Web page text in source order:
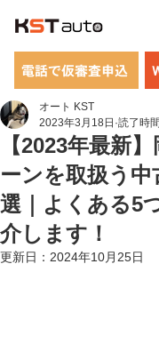
電話で仮審査申込
【2023年最新
ーンを取扱う中
選｜よくある5
介します！
オート KST
2023年3月18日 読了時
更新日： 2024年10月25日